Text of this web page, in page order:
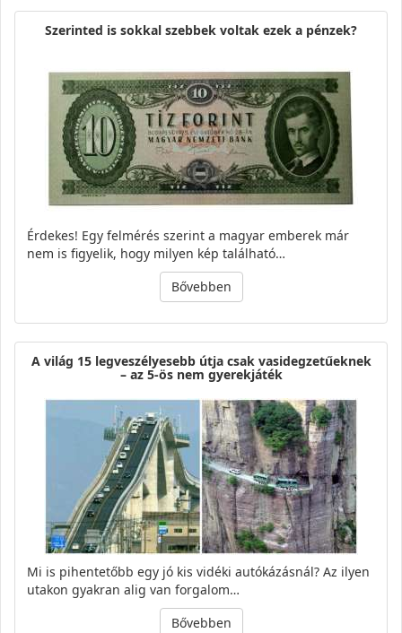
Szerinted is sokkal szebbek voltak ezek a pénzek?
Érdekes! Egy felmérés szerint a magyar emberek már
nem is figyelik, hogy milyen kép található…
Bővebben
A világ 15 legveszélyesebb útja csak vasidegzetűeknek
– az 5-ös nem gyerekjáték
Mi is pihentetőbb egy jó kis vidéki autókázásnál? Az ilyen
utakon gyakran alig van forgalom…
Bővebben